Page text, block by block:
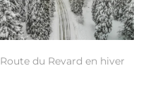
Route du Revard en hiver